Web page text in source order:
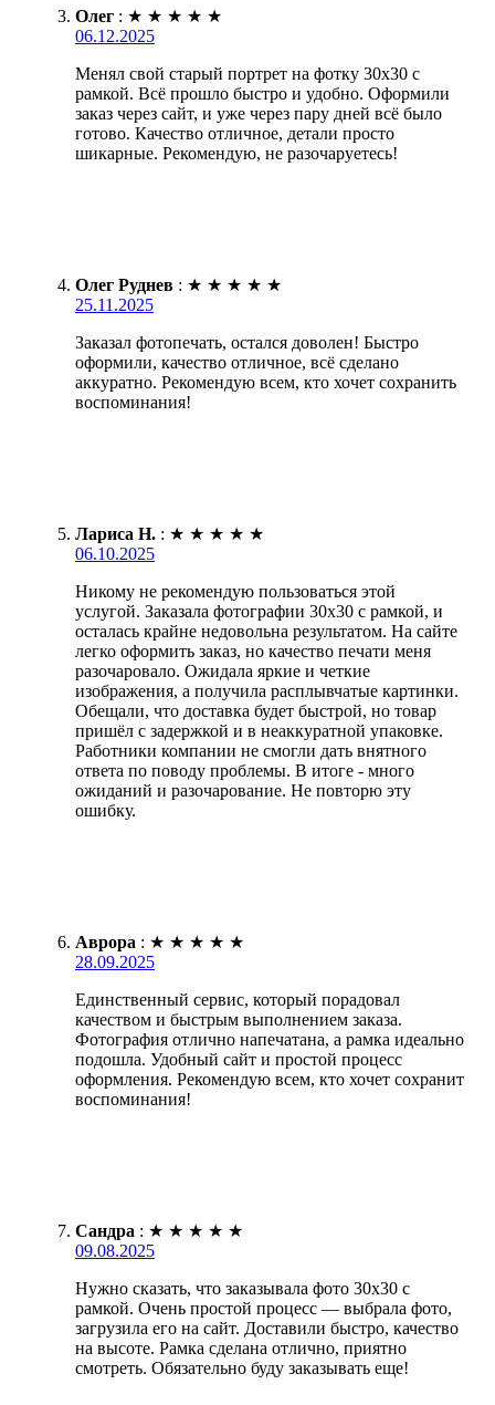
Олег : ★ ★ ★ ★ ★
06.12.2025
Менял свой старый портрет на фотку 30х30 с
рамкой. Всё прошло быстро и удобно. Оформили
заказ через сайт, и уже через пару дней всё было
готово. Качество отличное, детали просто
шикарные. Рекомендую, не разочаруетесь!
Олег Руднев : ★ ★ ★ ★ ★
25.11.2025
Заказал фотопечать, остался доволен! Быстро
оформили, качество отличное, всё сделано
аккуратно. Рекомендую всем, кто хочет сохранить
воспоминания!
Лариса Н. : ★ ★ ★ ★ ★
06.10.2025
Никому не рекомендую пользоваться этой
услугой. Заказала фотографии 30х30 с рамкой, и
осталась крайне недовольна результатом. На сайте
легко оформить заказ, но качество печати меня
разочаровало. Ожидала яркие и четкие
изображения, а получила расплывчатые картинки.
Обещали, что доставка будет быстрой, но товар
пришёл с задержкой и в неаккуратной упаковке.
Работники компании не смогли дать внятного
ответа по поводу проблемы. В итоге - много
ожиданий и разочарование. Не повторю эту
ошибку.
Аврора : ★ ★ ★ ★ ★
28.09.2025
Единственный сервис, который порадовал
качеством и быстрым выполнением заказа.
Фотография отлично напечатана, а рамка идеально
подошла. Удобный сайт и простой процесс
оформления. Рекомендую всем, кто хочет сохранит
воспоминания!
Сандра : ★ ★ ★ ★ ★
09.08.2025
Нужно сказать, что заказывала фото 30х30 с
рамкой. Очень простой процесс — выбрала фото,
загрузила его на сайт. Доставили быстро, качество
на высоте. Рамка сделана отлично, приятно
смотреть. Обязательно буду заказывать еще!